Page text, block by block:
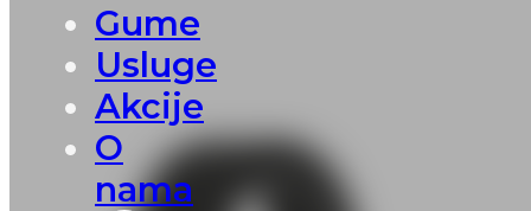
Gume
Usluge
Akcije
O
nama